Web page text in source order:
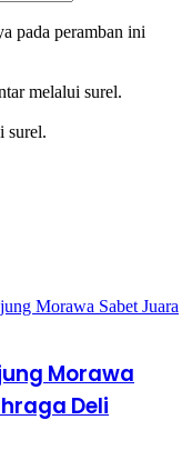
pada peramban ini
melalui surel.
surel.
Morawa
Deli